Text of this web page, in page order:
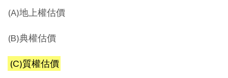
(A)地上權估價
(B)典權估價
(C)質權估價